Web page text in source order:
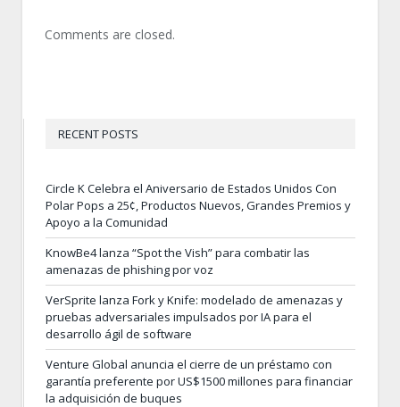
Comments are closed.
RECENT POSTS
Circle K Celebra el Aniversario de Estados Unidos Con
Polar Pops a 25¢, Productos Nuevos, Grandes Premios y
Apoyo a la Comunidad
KnowBe4 lanza “Spot the Vish” para combatir las
amenazas de phishing por voz
VerSprite lanza Fork y Knife: modelado de amenazas y
pruebas adversariales impulsados por IA para el
desarrollo ágil de software
Venture Global anuncia el cierre de un préstamo con
garantía preferente por US$1500 millones para financiar
la adquisición de buques